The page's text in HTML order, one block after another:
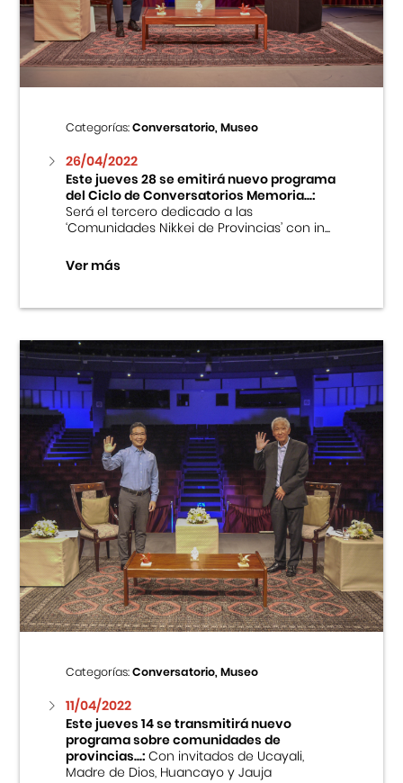
Centro Cultural Peruano Japonés
Museo de la Inmigración Japonesa
Fondo Editorial
Teatro Peruano Japonés
Categorías:Conversatorio, Museo
26/04/2022
Este jueves 28 se emitirá nuevo programa
del Ciclo de Conversatorios Memoria...:
Será el tercero dedicado a las
‘Comunidades Nikkei de Provincias’ con in...
Ver más
Categorías:Conversatorio, Museo
11/04/2022
Este jueves 14 se transmitirá nuevo
programa sobre comunidades de
provincias...:Con invitados de Ucayali,
Madre de Dios, Huancayo y Jauja